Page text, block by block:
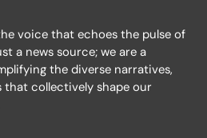
voice that echoes the pulse of
a news source; we are a
the diverse narratives,
that collectively shape our